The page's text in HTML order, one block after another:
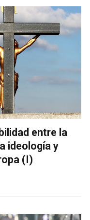
entre la
ideología y
(I)